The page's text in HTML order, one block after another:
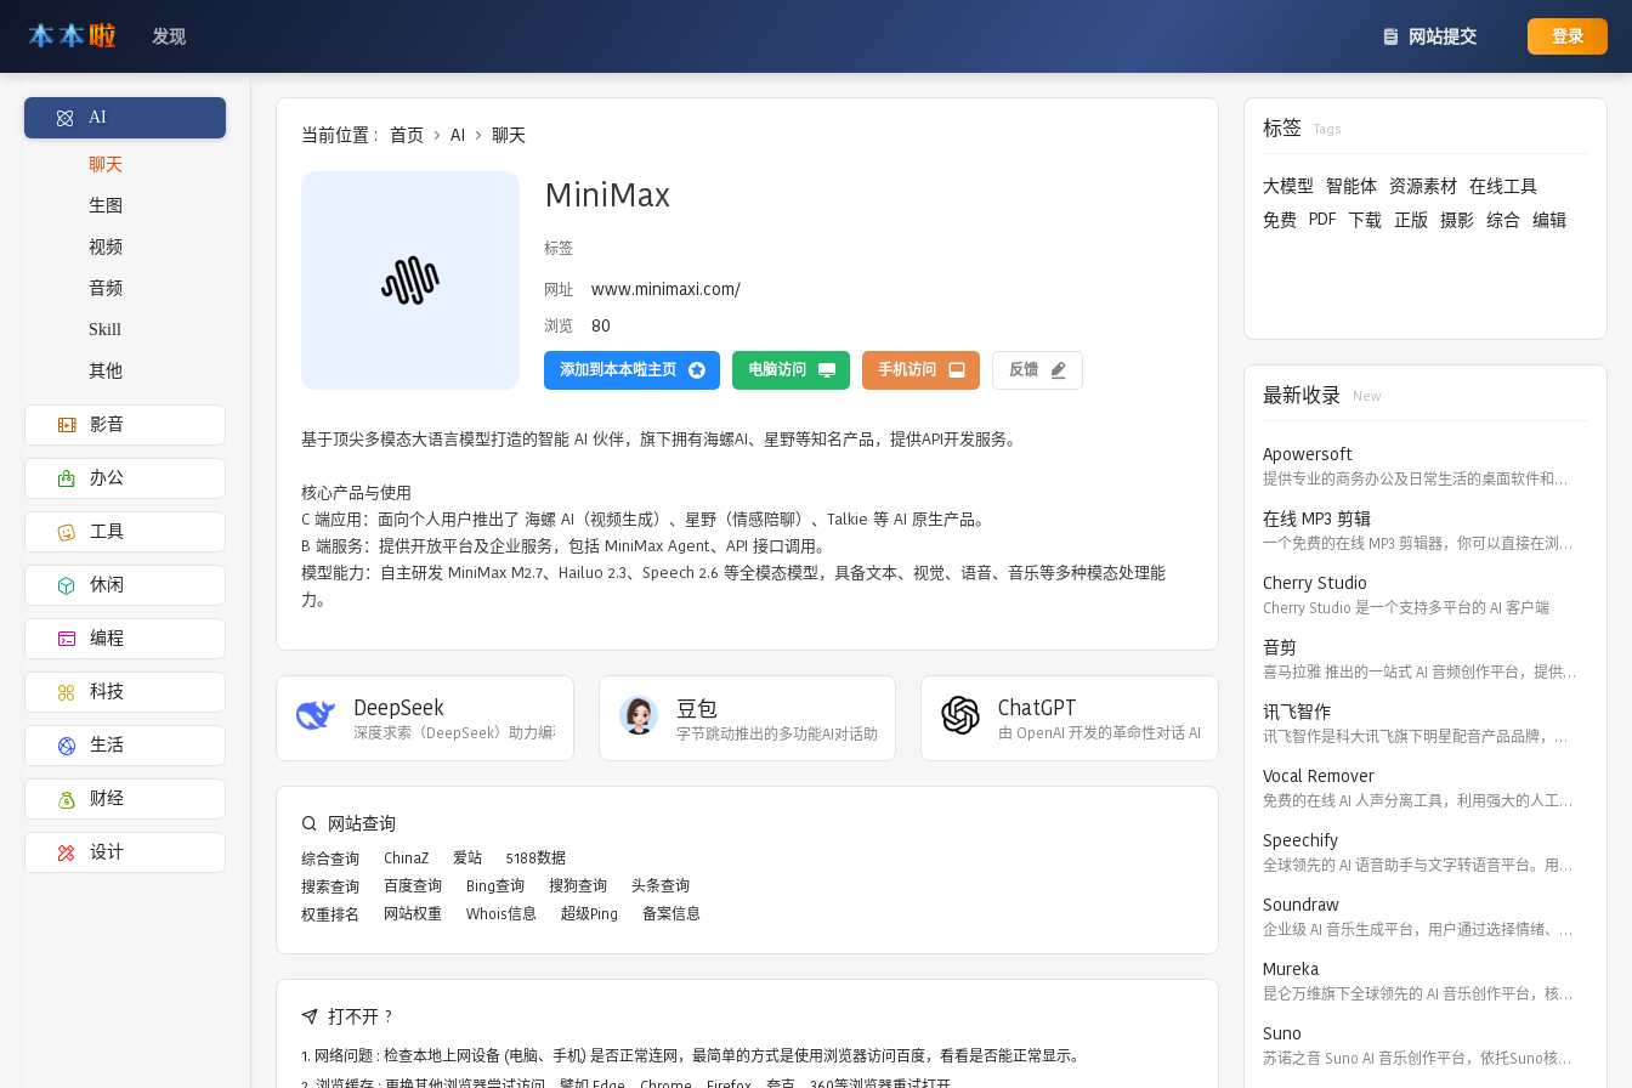
发现 网站提交 登录
AI
聊天
生图
视频
音频
Skill
其他
影音
办公
工具
休闲
编程
科技
生活
财经
设计
当前位置 : 首页 AI 聊天
MiniMax
标签
网址
www.minimaxi.com/
浏览 80
添加到本本啦主页 电脑访问 手机访问 反馈
基于顶尖多模态大语言模型打造的智能 AI 伙伴，旗下拥有海螺AI、星野等知名产品，提供API开发服务。
核心产品与使用
C 端应用‌：面向个人用户推出了 ‌海螺 AI‌（视频生成）、‌星野‌（情感陪聊）、‌Talkie‌ 等 AI 原生产品。
‌B 端服务‌：提供开放平台及企业服务，包括 MiniMax Agent、API 接口调用。
模型能力‌：自主研发 MiniMax M2.7、Hailuo 2.3、Speech 2.6 等全模态模型，具备文本、视觉、语音、音乐等多种模态处理能
力。
DeepSeek
深度求索（DeepSeek）助力编程代码开发、创意
豆包
字节跳动推出的多功能AI对话助手，内置多种不同性格
ChatGPT
由 OpenAI 开发的革命性对话 AI，能帮你回
网站查询
综合查询 ChinaZ 爱站
5188数据
搜索查询
百度查询 Bing查询 搜狗查询
头条查询
权重排名
网站权重 Whois信息 超级Ping 备案信息
打不开 ?
网络问题 : 检查本地上网设备 (电脑、手机) 是否正常连网，最简单的方式是使用浏览器访问百度，看看是否能正常显示。
标签 Tags
大模型 智能体 资源素材 在线工具
免费 PDF 下载 正版 摄影 综合 编辑
最新收录 New
Apowersoft
提供专业的商务办公及日常生活的桌面软件和在线应用。 软件涵盖
在线 MP3 剪辑
一个免费的在线 MP3 剪辑器，你可以直接在浏览器里剪切，裁
Cherry Studio
Cherry Studio 是一个支持多平台的 AI 客户端
音剪
喜马拉雅 推出的一站式 AI 音频创作平台，提供云端协作、3
讯飞智作
讯飞智作是科大讯飞旗下明星配音产品品牌，提供合成配音软件、真
Vocal Remover
免费的在线 AI 人声分离工具，利用强大的人工智能算法将歌曲
Speechify
全球领先的 AI 语音助手与文字转语音平台。用户可通过 Ch
Soundraw
企业级 AI 音乐生成平台，用户通过选择情绪、流派、乐器及长
Mureka
昆仑万维旗下全球领先的 AI 音乐创作平台，核心模型包括全球
Suno
苏诺之音 Suno AI 音乐创作平台，依托Suno核心模型